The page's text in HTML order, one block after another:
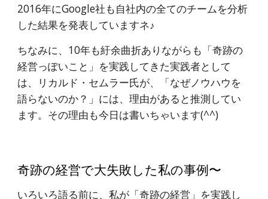
2016年にGoogle社も自社内の全てのチームを分析
した結果を発表していますネ♪
ちなみに、10年も紆余曲折ありながらも「奇跡の
経営っぽいこと」を実践してきた実践者として
は、リカルド・セムラー氏が、「なぜノウハウを
語らないのか？」には、理由があると推測してい
ます。その理由も今日は書いちゃいます(^^)
奇跡の経営で大失敗した私の事例〜
いろいろ語る前に、私が「奇跡の経営」を実践し